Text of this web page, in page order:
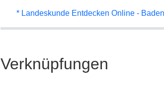
* Landeskunde Entdecken Online -
Verknüpfungen